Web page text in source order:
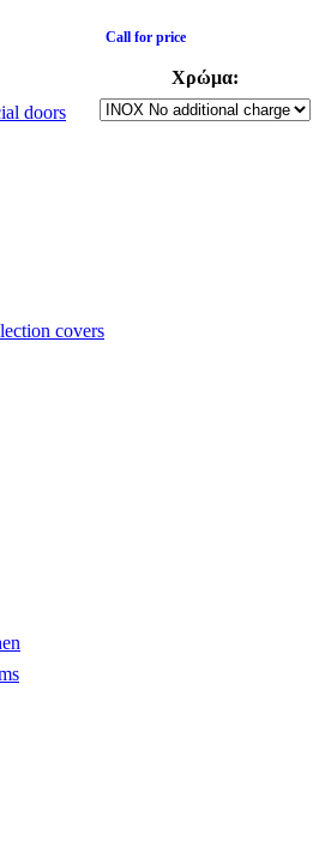
Call for price
Χρώμα:
doors
covers